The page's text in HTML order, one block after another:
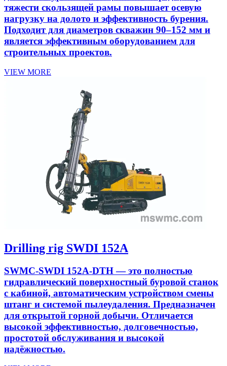
тяжести скользящей рамы повышает осевую
нагрузку на долото и эффективность бурения.
Подходит для диаметров скважин 90–152 мм и
является эффективным оборудованием для
строительных проектов.
VIEW MORE
Drilling rig SWDI 152A
SWMC-SWDI 152A-DTH — это полностью
гидравлический поверхностный буровой станок
с кабиной, автоматическим устройством смены
штанг и системой пылеудаления. Предназначен
для открытой горной добычи. Отличается
высокой эффективностью, долговечностью,
простотой обслуживания и высокой
надёжностью.